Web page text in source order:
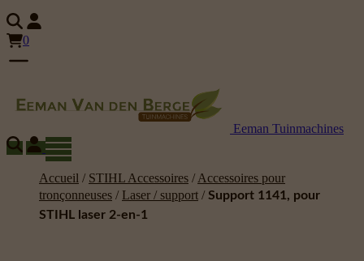
0
Eeman Tuinmachines
Accueil / STIHL Accessoires / Accessoires pour
tronçonneuses / Laser / support / Support 1141, pour
STIHL laser 2-en-1